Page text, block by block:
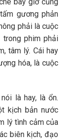
gương phản
phải là cuộc
trong phim phải
tâm lý. Cái hay
hóa, là cuộc
là hay, là ổn.
kịch bản nước
lý tình cảm của
biên kịch, đạo